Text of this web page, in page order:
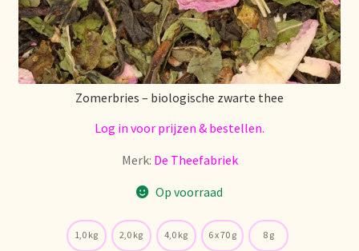
Zomerbries – biologische zwarte thee
Log in voor prijzen & bestellen.
Merk: De Theefabriek
Op voorraad
1,0 kg 2,0 kg 4,0 kg 6 x 70 g 8 g